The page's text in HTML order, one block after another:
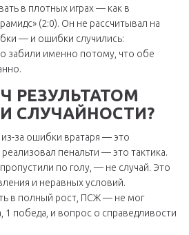
в плотных играх — как в
(2:0). Он не рассчитывал на
— и ошибки случились:
забили именно потому, что обе
РЕЗУЛЬТАТОМ
СЛУЧАЙНОСТИ?
за ошибки вратаря — это
пенальти — это тактика.
по голу, — не случай. Это
и неравных условий.
в полный рост, ПСЖ — не мог
1 победа, и вопрос о справедливости